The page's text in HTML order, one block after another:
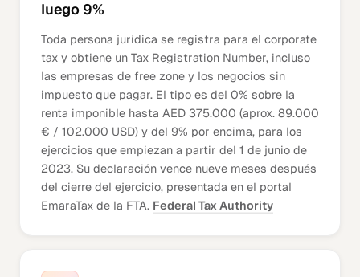
luego 9%
Toda persona jurídica se registra para el corporate
tax y obtiene un Tax Registration Number, incluso
las empresas de free zone y los negocios sin
impuesto que pagar. El tipo es del 0% sobre la
renta imponible hasta AED 375.000 (aprox. 89.000
€ / 102.000 USD) y del 9% por encima, para los
ejercicios que empiezan a partir del 1 de junio de
2023. Su declaración vence nueve meses después
del cierre del ejercicio, presentada en el portal
EmaraTax de la FTA. Federal Tax Authority